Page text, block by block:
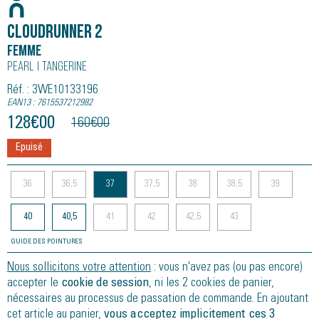
Cloudrunner 2
Femme
Pearl | Tangerine
Réf. : 3WE10133196
EAN13 : 7615537212982
128€00 160€00
Epuisé
36 36,5 37 37,5 38 38,5 39
40 40,5 41 42 42,5 43
GUIDE DES POINTURES
Nous sollicitons votre attention : vous n'avez pas (ou pas encore)
accepter le cookie de session, ni les 2 cookies de panier,
nécessaires au processus de passation de commande. En ajoutant
cet article au panier, vous acceptez implicitement ces 3